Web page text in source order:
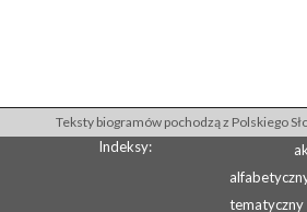
Teksty biogramów pochodzą z Polskiego
Indeksy:
tematyczny